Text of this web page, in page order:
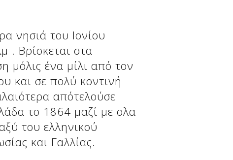
νησιά του Ιονίου
. Βρίσκεται στα
μόλις ένα μίλι από τον
και σε πολύ κοντινή
απότελούσε
το 1864 μαζί με ολα
του ελληνικού
και Γαλλίας.